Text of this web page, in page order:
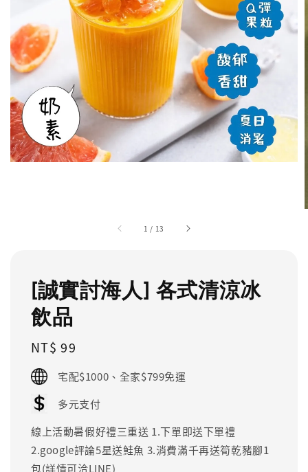
1 / 13
[誠實討海人] 各式清涼冰
飲品
Regular
price
NT$ 99
宅配$1000、全家$799免運
多元支付
線上活動暑假好禮三重送 1.下單即送下單禮
2.google評論5星送鮭魚 3.消費滿千再送筍乾豬腳1
包(詳情可洽LINE)